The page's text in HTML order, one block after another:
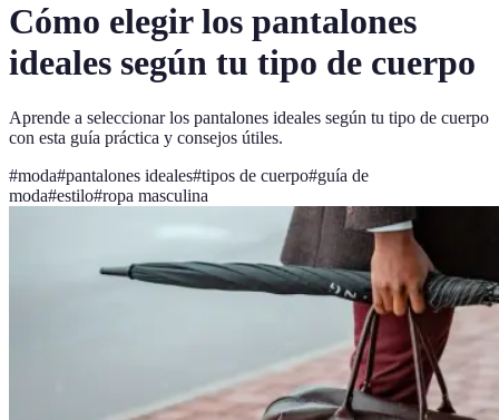
Cómo elegir los pantalones
ideales según tu tipo de cuerpo
Aprende a seleccionar los pantalones ideales según tu tipo de cuerpo
con esta guía práctica y consejos útiles.
#moda#pantalones ideales#tipos de cuerpo#guía de
moda#estilo#ropa masculina